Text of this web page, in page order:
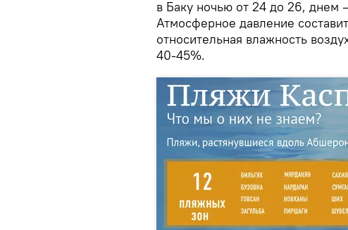
в Баку ночью от 24 до 26, днем
Атмосферное давление
относительная влажность
40-45%.